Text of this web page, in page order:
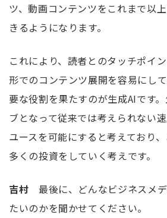
ツ、動画コンテンツをこれまで以
きるようになります。
これにより、読者とのタッチポイ
形でのコンテンツ展開を容易にして
要な役割を果たすのが生成AIです
ブとなって従来では考えられない
ユースを可能にすると考えており
多くの投資をしていく考えです。
吉村 最後に、どんなビジネスメ
たいのかを聞かせてください。